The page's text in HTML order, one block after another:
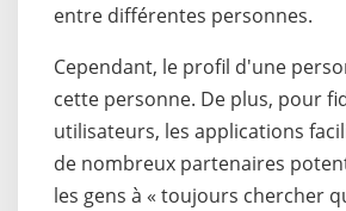
entre différentes personnes.
Cependant, le profil d'une
cette personne. De plus, pour
utilisateurs, les applications
de nombreux partenaires
les gens à « toujours chercher